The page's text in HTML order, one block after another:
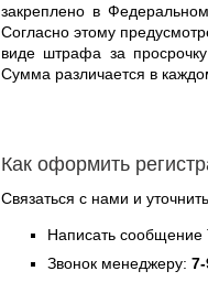
закреплено в
Согласно этому
виде штрафа за
Сумма различается в
Как оформить
Связаться с нами и
Написать
Звонок менеджеру: